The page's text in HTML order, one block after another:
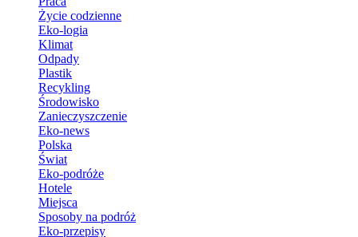
Życie codzienne
Eko-logia
Klimat
Odpady
Plastik
Recykling
Środowisko
Zanieczyszczenie
Eko-news
Polska
Świat
Eko-podróże
Hotele
Miejsca
Sposoby na podróż
Eko-przepisy